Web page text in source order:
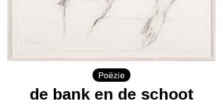
Poëzie
de bank en de schoot